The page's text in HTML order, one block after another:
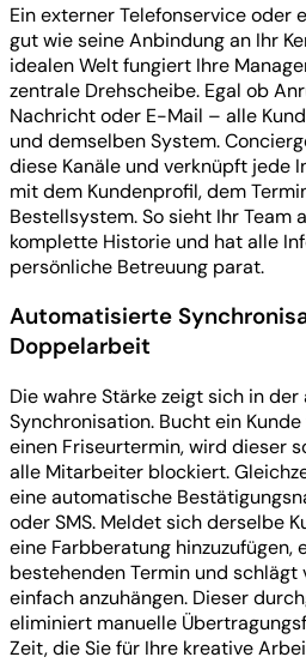
Ein externer Telefonservice oder
gut wie seine Anbindung an Ihr
idealen Welt fungiert Ihre
zentrale Drehscheibe. Egal ob
Nachricht oder E-Mail – alle
und demselben System.
diese Kanäle und verknüpft jede
mit dem Kundenprofil, dem
Bestellsystem. So sieht Ihr Team
komplette Historie und hat alle
persönliche Betreuung parat.
Automatisierte
Doppelarbeit
Die wahre Stärke zeigt sich in
Synchronisation. Bucht ein
einen Friseurtermin, wird dieser
alle Mitarbeiter blockiert.
eine automatische
oder SMS. Meldet sich derselbe
eine Farbberatung hinzuzufügen,
bestehenden Termin und schlägt
einfach anzuhängen. Dieser
eliminiert manuelle
Zeit, die Sie für Ihre kreative